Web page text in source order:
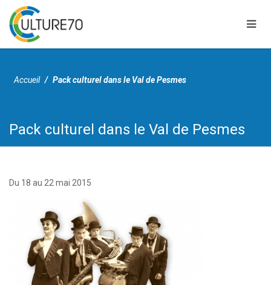
Accueil Pack culturel dans le Val de Pesmes
Pack culturel dans le Val de Pesmes
L’Addim 70 conduit une politique originale d’accès à une culture
Du 18 au 22 mai 2015